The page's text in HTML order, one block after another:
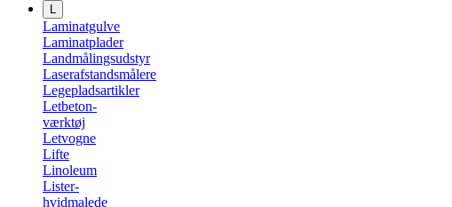
L
Laminatgulve
Laminatplader
Landmålingsudstyr
Laserafstandsmålere
Legepladsartikler
Letbeton-
værktøj
Letvogne
Lifte
Linoleum
Lister-
hvidmalede